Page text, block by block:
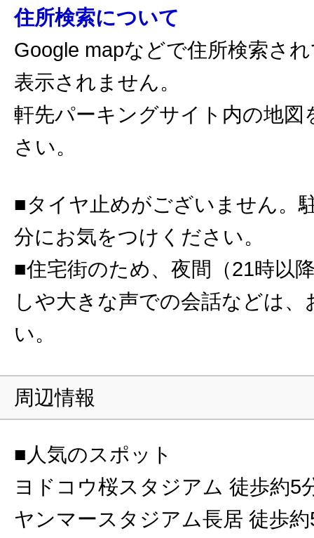
住所検索について
Google mapなどで住所検索さ
表示されません。
軒先パーキングサイト内の地図
さい。
■タイヤ止めがございません。
分にお気をつけください。
■住宅街のため、夜間（21時以
しや大きな声での会話などは、
い。
周辺情報
■人気のスポット
ヨドコウ桜スタジアム 徒歩約5
ヤンマースタジアム長居 徒歩約